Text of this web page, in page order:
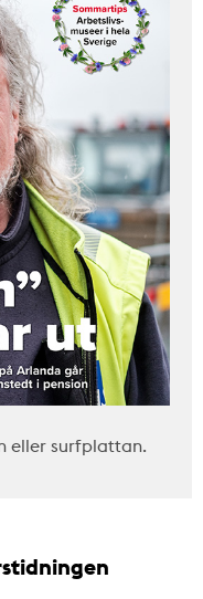
eller surfplattan.